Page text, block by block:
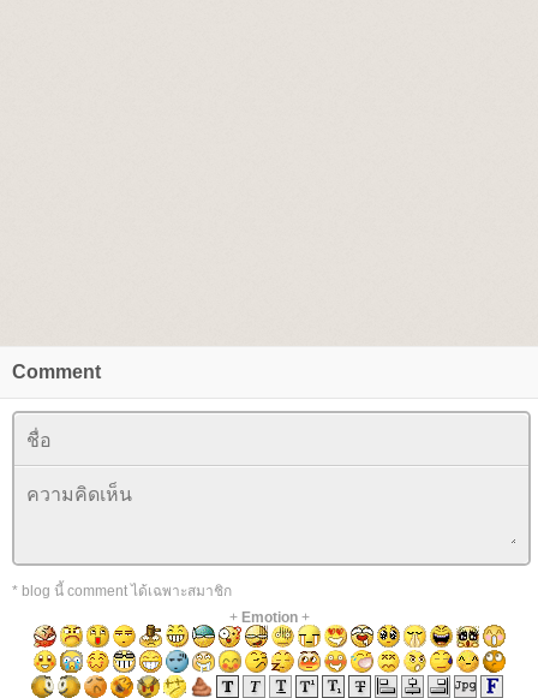
Comment
* blog นี้ comment ได้เฉพาะสมาชิก
+ Emotion+